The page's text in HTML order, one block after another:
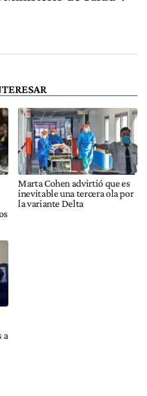
Marta Cohen advirtió que es
inevitable una tercera ola por
la variante Delta
a